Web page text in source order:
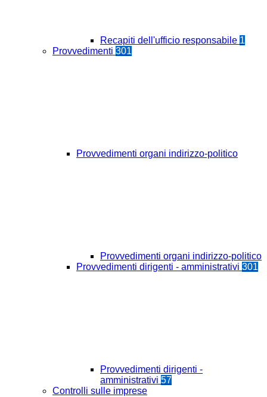
Recapiti dell'ufficio responsabile 1
Provvedimenti 301
Provvedimenti organi indirizzo-politico
Provvedimenti organi indirizzo-politico
Provvedimenti dirigenti - amministrativi 301
Provvedimenti dirigenti -
amministrativi 57
Controlli sulle imprese